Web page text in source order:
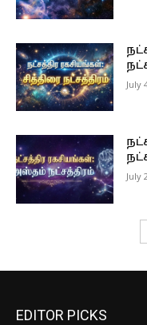
July
July
EDITOR PICKS